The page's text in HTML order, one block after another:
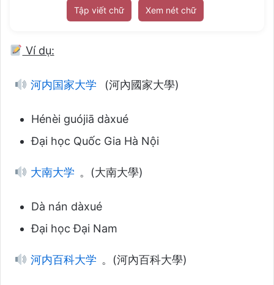
Tập viết chữ Xem nét chữ
Ví dụ:
河内国家大学 (河內國家大學)
Hénèi guójiā dàxué
Đại học Quốc Gia Hà Nội
大南大学 。(大南大學)
Dà nán dàxué
Đại học Đại Nam
河内百科大学 。(河內百科大學)